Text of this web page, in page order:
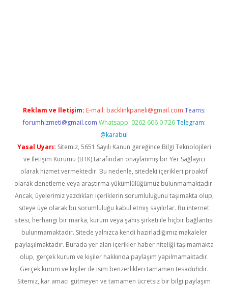
Reklam ve İletişim: E-mail: backlinkpaneli@gmail.com Teams:
forumhizmeti@gmail.com Whatsapp: 0262 606 0 726 Telegram:
@karabul
Yasal Uyarı: Sitemiz, 5651 Sayılı Kanun gereğince Bilgi Teknolojileri
ve İletişim Kurumu (BTK) tarafından onaylanmış bir Yer Sağlayıcı
olarak hizmet vermektedir. Bu nedenle, sitedeki içerikleri proaktif
olarak denetleme veya araştırma yükümlülüğümüz bulunmamaktadır.
Ancak, üyelerimiz yazdıkları içeriklerin sorumluluğunu taşımakta olup,
siteye üye olarak bu sorumluluğu kabul etmiş sayılırlar. Bu internet
sitesi, herhangi bir marka, kurum veya şahıs şirketi ile hiçbir bağlantısı
bulunmamaktadır. Sitede yalnızca kendi hazırladığımız makaleler
paylaşılmaktadır. Burada yer alan içerikler haber niteliği taşımamakta
olup, gerçek kurum ve kişiler hakkında paylaşım yapılmamaktadır.
Gerçek kurum ve kişiler ile isim benzerlikleri tamamen tesadüfidir.
Sitemiz, kar amacı gütmeyen ve tamamen ücretsiz bir bilgi paylaşım